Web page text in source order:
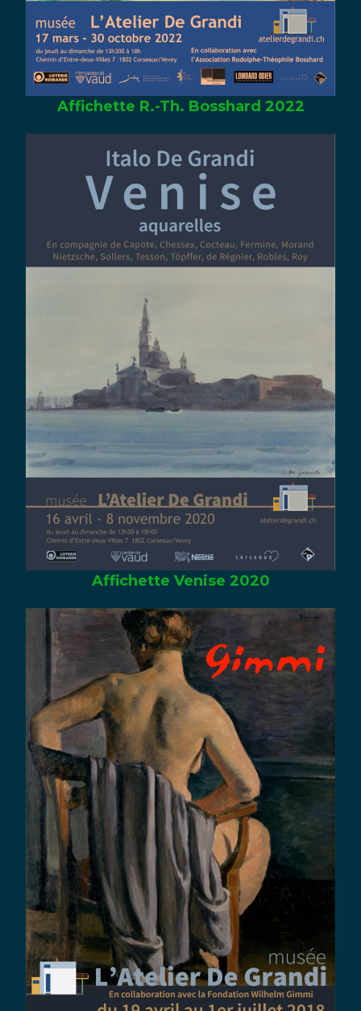
Affichette R.-Th. Bosshard 2022
Affichette Venise 2020